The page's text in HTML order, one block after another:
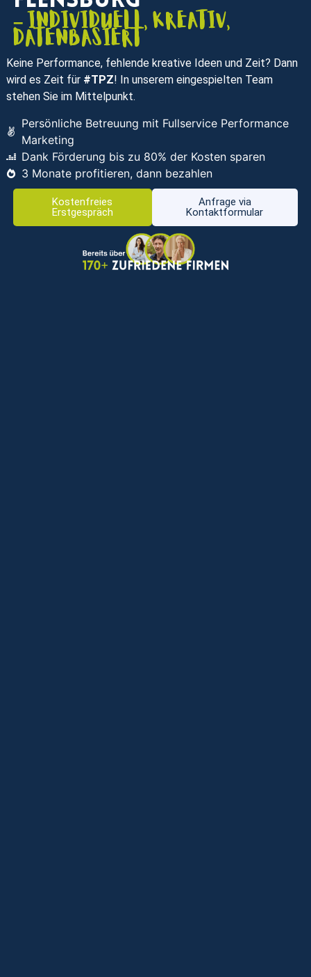
– individuell, kreativ,
datenbasiert
Keine Performance, fehlende kreative Ideen und Zeit? Dann
wird es Zeit für #TPZ! In unserem eingespielten Team
stehen Sie im Mittelpunkt.
Persönliche Betreuung mit Fullservice Performance
Marketing
Dank Förderung bis zu 80% der Kosten sparen
3 Monate profitieren, dann bezahlen
Kostenfreies
Erstgespräch
Anfrage via
Kontaktformular